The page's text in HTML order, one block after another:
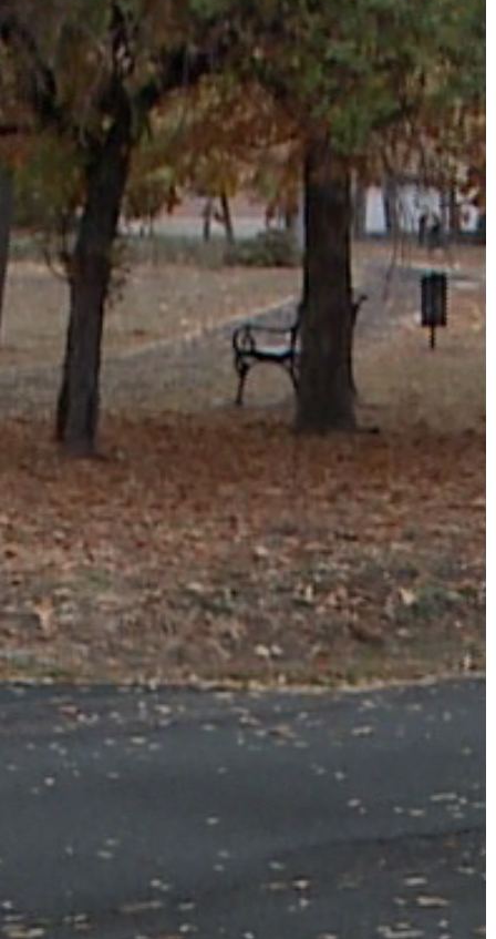
INFORMÁCIÓK
HASZNOS
KVÍZ
A
VÁROS
PÉNZÜGYEI
KÖLTSÉGVETÉSI
RENDELETEK
ÉPÜLŐ